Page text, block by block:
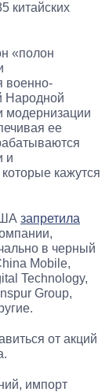
китайских
«полон
военно-
Народной
модернизации
ее
и
кажутся
запретила
в черный
Mobile,
Technology,
Group,
от акций
импорт